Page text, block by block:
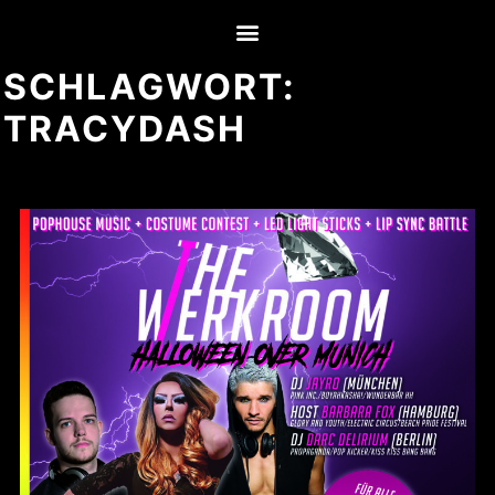
SCHLAGWORT:
TRACYDASH